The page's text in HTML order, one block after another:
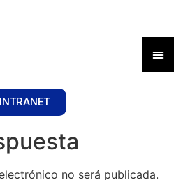
INTRANET
no será publicada.